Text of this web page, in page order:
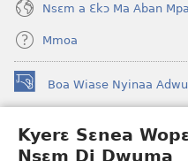
Kyerɛ Sɛnea
Nsɛm Di Dwuma
Nsɛm a Ɛkɔ Ma Aban
Mmoa
Boa Wiase Nyinaa
(opens
new
window)
Ɔwɛn-Aban INTANƐT
(opens